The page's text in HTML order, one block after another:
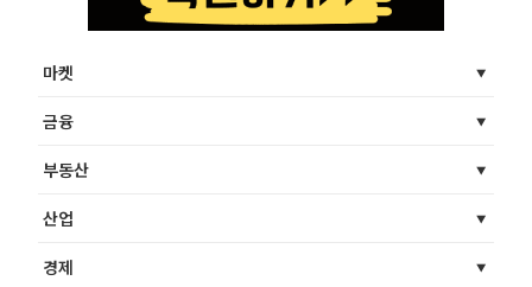
마켓
금융
부동산
산업
경제